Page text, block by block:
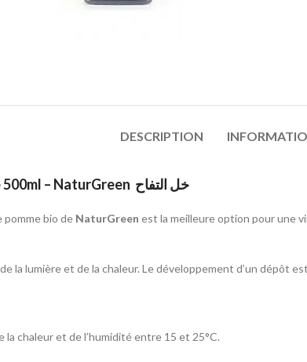
DESCRIPTION
– NaturGreen خل التفاح
pomme bio de NaturGreen est la meilleure option pour une
la lumière et de la chaleur. Le développement d’un dépôt
la chaleur et de l’humidité entre 15 et 25°C.